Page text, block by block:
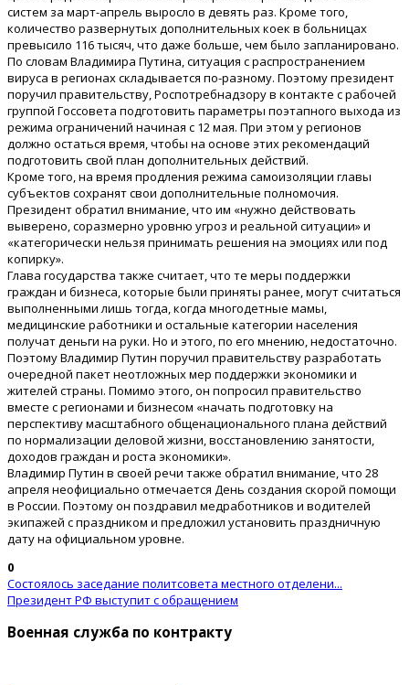
систем за март-апрель выросло в девять раз. Кроме того,
количество развернутых дополнительных коек в больницах
превысило 116 тысяч, что даже больше, чем было запланировано.
По словам Владимира Путина, ситуация с распространением
вируса в регионах складывается по-разному. Поэтому президент
поручил правительству, Роспотребнадзору в контакте с рабочей
группой Госсовета подготовить параметры поэтапного выхода из
режима ограничений начиная с 12 мая. При этом у регионов
должно остаться время, чтобы на основе этих рекомендаций
подготовить свой план дополнительных действий.
Кроме того, на время продления режима самоизоляции главы
субъектов сохранят свои дополнительные полномочия.
Президент обратил внимание, что им «нужно действовать
выверено, соразмерно уровню угроз и реальной ситуации» и
«категорически нельзя принимать решения на эмоциях или под
копирку».
Глава государства также считает, что те меры поддержки
граждан и бизнеса, которые были приняты ранее, могут считаться
выполненными лишь тогда, когда многодетные мамы,
медицинские работники и остальные категории населения
получат деньги на руки. Но и этого, по его мнению, недостаточно.
Поэтому Владимир Путин поручил правительству разработать
очередной пакет неотложных мер поддержки экономики и
жителей страны. Помимо этого, он попросил правительство
вместе с регионами и бизнесом «начать подготовку на
перспективу масштабного общенационального плана действий
по нормализации деловой жизни, восстановлению занятости,
доходов граждан и роста экономики».
Владимир Путин в своей речи также обратил внимание, что 28
апреля неофициально отмечается День создания скорой помощи
в России. Поэтому он поздравил медработников и водителей
экипажей с праздником и предложил установить праздничную
дату на официальном уровне.
0
Состоялось заседание политсовета местного отделени...
Президент РФ выступит с обращением
Военная служба по контракту